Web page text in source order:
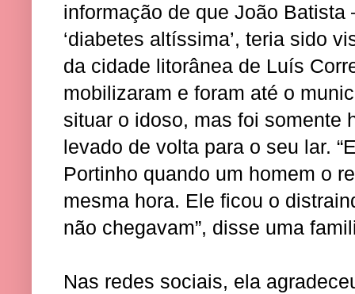
informação de que João Batista
‘diabetes altíssima’, teria sido
da cidade litorânea de Luís
mobilizaram e foram até o
situar o idoso, mas foi somente
levado de volta para o seu lar.
Portinho quando um homem o
mesma hora. Ele ficou o
não chegavam”, disse uma
Nas redes sociais, ela